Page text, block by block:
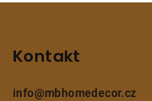
Kontakt
info@mbhomedecor.cz